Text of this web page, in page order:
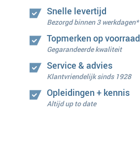
Snelle levertijd
Bezorgd binnen 3 werkdagen*
Topmerken op voorraad
Gegarandeerde kwaliteit
Service & advies
Klantvriendelijk sinds 1928
Opleidingen + kennis
Altijd up to date